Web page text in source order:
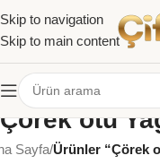
Skip to navigation
Skip to main content
Çörek otu
Sayfa/Ürünler “Çörek